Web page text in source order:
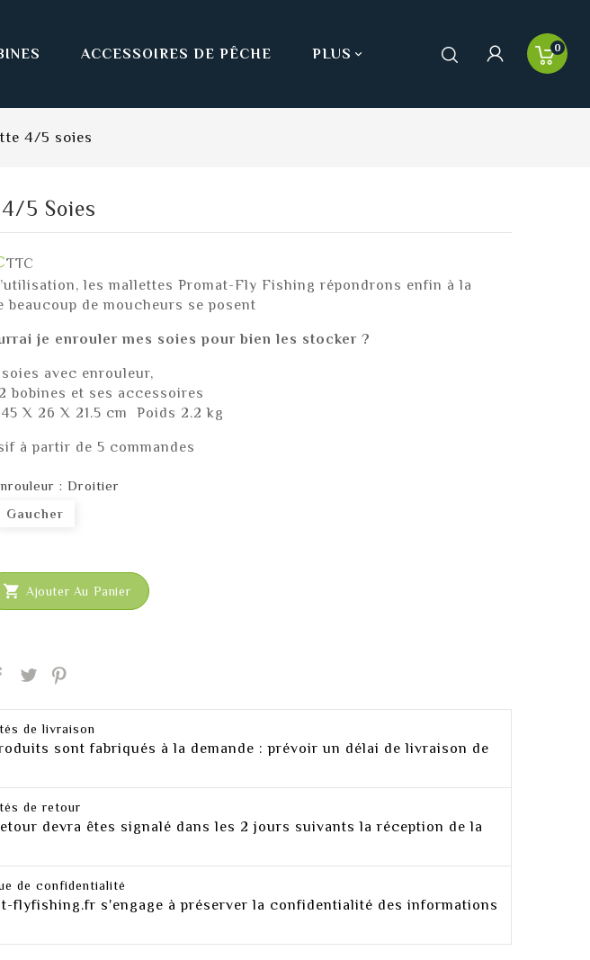
ACCESSOIRES DE PÊCHE PLUS 0
4/5 soies
5 Soies
TTC
les mallettes Promat-Fly Fishing répondrons enfin à la
beaucoup de moucheurs se posent
je enrouler mes soies pour bien les stocker ?
avec enrouleur,
bobines et ses accessoires
X 26 X 21.5 cm Poids 2.2 kg
à partir de 5 commandes
: Droitier
Gaucher
 Ajouter Au Panier
Partager
Tweet
de livraison
sont fabriqués à la demande : prévoir un délai de livraison de
de retour
devra êtes signalé dans les 2 jours suivants la réception de la
de confidentialité
flyfishing.fr s'engage à préserver la confidentialité des informations